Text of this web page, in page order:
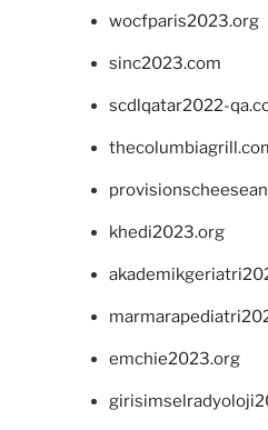
wocfparis2023.org
sinc2023.com
scdlqatar2022-
khedi2023.org
emchie2023.org